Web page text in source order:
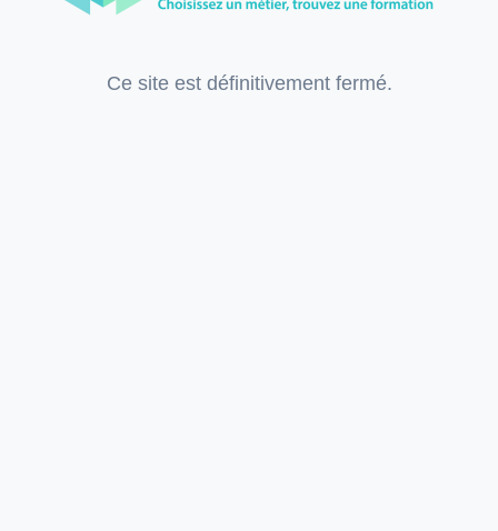
Ce site est définitivement fermé.